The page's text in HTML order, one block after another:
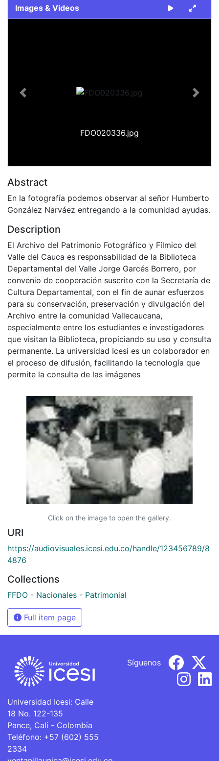
Images & Videos
FDO020336.jpg
Previous Next
Abstract
En la fotografía podemos observar al señor Humberto
González Narváez entregando a la comunidad ayudas.
Description
El Archivo del Patrimonio Fotográfico y Fílmico del
Valle del Cauca es responsabilidad de la Biblioteca
Departamental del Valle Jorge Garcés Borrero, por
convenio de cooperación suscrito con la Secretaría de
Cultura Departamental, con el fin de aunar esfuerzos
para su conservación, preservación y divulgación del
Archivo entre la comunidad Vallecaucana,
especialmente entre los estudiantes e investigadores
que visitan la Biblioteca, propiciando su uso y consulta
permanente. La universidad Icesi es un colaborador en
el proceso de difusión, facilitando la tecnología que
permite la consulta de las imágenes
Click on the image to open the gallery.
URI
https://audiovisuales.icesi.edu.co/handle/123456789/8
4876
Collections
FFDO - Nacionales - Patrimonial
Full item page
Universidad Icesi: Calle
18 No. 122-135
Pance, Cali - Colombia
Teléfono: +57 (602) 555
2334
Síguenos